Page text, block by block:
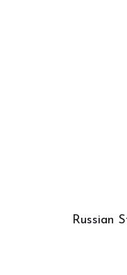
Russian